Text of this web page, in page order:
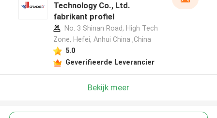
Technology Co., Ltd.
fabrikant profiel
No. 3 Shinan Road, High Tech
Zone, Hefei, Anhui China ,China
5.0
Geverifieerde Leverancier
Bekijk meer